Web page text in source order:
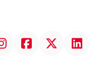
FacebookTwitter Linkedin